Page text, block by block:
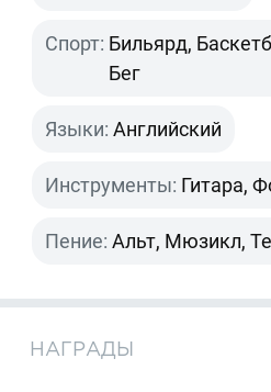
Спорт: Бильярд,
Бег
Языки: Английский
Инструменты: Гитара,
Пение: Альт, Мюзикл,
НАГРАДЫ